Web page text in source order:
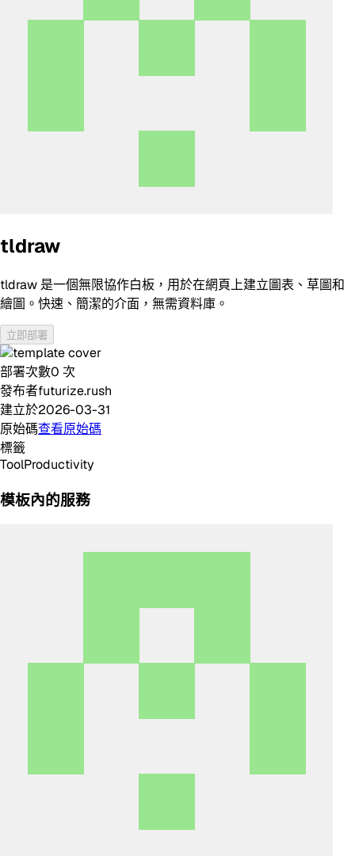
tldraw
tldraw 是一個無限協作白板，用於在網頁上建立圖表、草圖和
繪圖。快速、簡潔的介面，無需資料庫。
立即部署
部署次數0 次
發布者futurize.rush
建立於2026-03-31
原始碼查看原始碼
標籤
ToolProductivity
模板內的服務